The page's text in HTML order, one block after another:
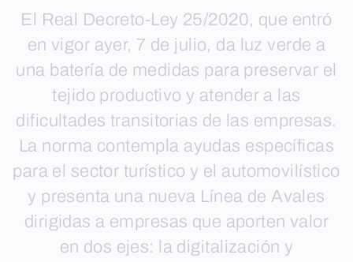
El Real Decreto-Ley 25/2020, que entró
en vigor ayer, 7 de julio, da luz verde a
una batería de medidas para preservar el
tejido productivo y atender a las
dificultades transitorias de las empresas.
La norma contempla ayudas específicas
para el sector turístico y el automovilístico
y presenta una nueva Línea de Avales
dirigidas a empresas que aporten valor
en dos ejes: la digitalización y